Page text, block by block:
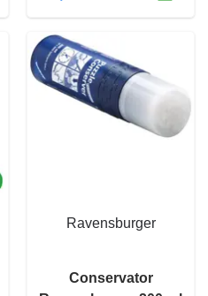
Ravensburger
Conservator